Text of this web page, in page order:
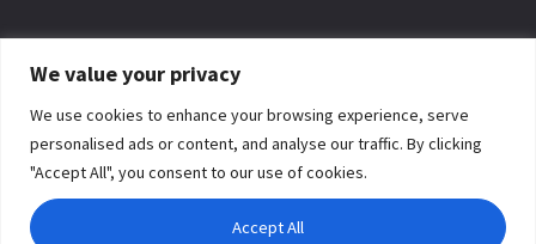
We value your privacy
We use cookies to enhance your browsing experience, serve
personalised ads or content, and analyse our traffic. By clicking
"Accept All", you consent to our use of cookies.
Accept All